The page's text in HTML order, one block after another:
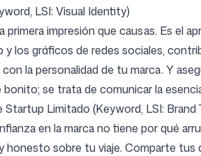
LSI: Visual Identity)
impresión que causas. Es el
los gráficos de redes sociales,
la personalidad de tu marca. Y
se trata de comunicar la
Limitado (Keyword, LSI: Brand
en la marca no tiene por qué
honesto sobre tu viaje. Comparte